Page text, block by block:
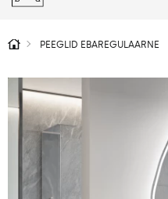
PEEGLID EBAREGULAARNE